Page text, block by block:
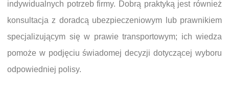
indywidualnych potrzeb firmy. Dobrą praktyką jest również
konsultacja z doradcą ubezpieczeniowym lub prawnikiem
specjalizującym się w prawie transportowym; ich wiedza
pomoże w podjęciu świadomej decyzji dotyczącej wyboru
odpowiedniej polisy.